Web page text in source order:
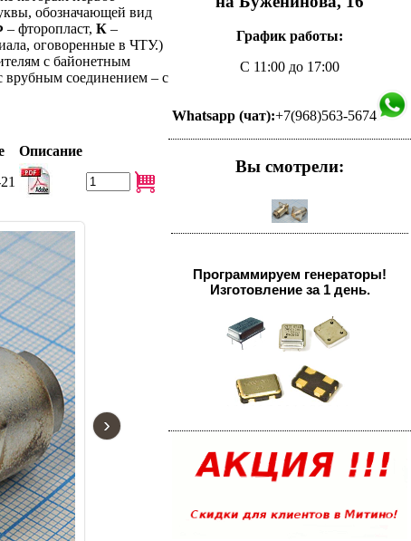
обозначающей вид
– фторопласт, К –
оговоренные в ЧТУ.)
с байонетным
врубным соединением – с
Описание
›
График работы:
С 11:00 до 17:00
Whatsapp (чат):+7(968)563-5674
Вы смотрели:
Программируем генераторы!
Изготовление за 1 день.